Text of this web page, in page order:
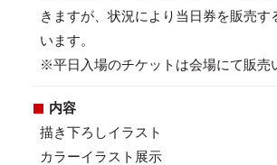
きますが、状況により当日券を販売す
います。
※平日入場のチケットは会場にて販売
内容
描き下ろしイラスト
カラーイラスト展示